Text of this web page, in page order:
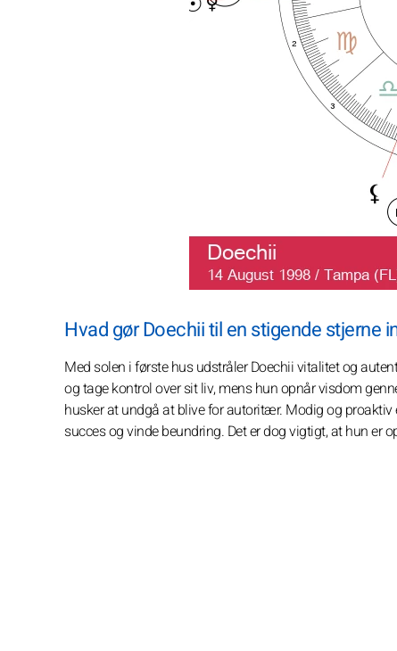
Hvad gør Doechii til en stigende stjerne
Med solen i første hus udstråler Doechii vitalitet og
og tage kontrol over sit liv, mens hun opnår visdom
husker at undgå at blive for autoritær. Modig og
succes og vinde beundring. Det er dog vigtigt, at hun